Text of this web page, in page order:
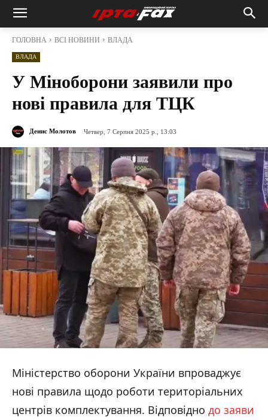
ГОЛОВНА ВСІ НОВИНИ ВЛАДА
ВЛАДА
У Міноборони заявили про
нові правила для ТЦК
Денис Молотов Четвер, 7 Серпня 2025 р., 13:03
Міністерство оборони України впроваджує
нові правила щодо роботи територіальних
центрів комплектування. Відповідно до заяви